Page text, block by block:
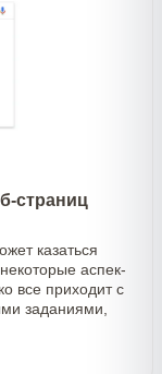
страниц
казаться
аспек-
все приходит с
заданиями,